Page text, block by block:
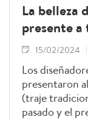
La belleza
presente a
15/02/2024
Los
presentaron
(traje
pasado y el